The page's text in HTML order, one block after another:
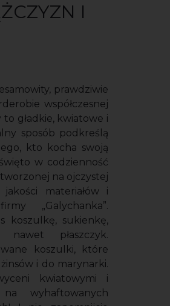
I
prawdziwie
współczesnej
to gładkie, kwiatowe i
sposób podkreślą
kto kocha swoją
w codzienność
na ojczystej
materiałów i
„Galychanka”.
koszulkę, sukienkę,
płaszczyk.
koszulki, które
i do marynarki.
kwiatowymi i
na wyhaftowanych